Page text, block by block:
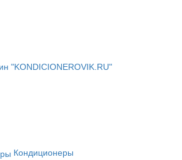
Кондиционеры